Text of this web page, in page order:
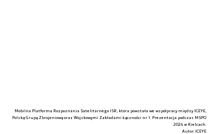
Mobilna Platforma Rozpoznania Satelitarnego ISR, która powstała we współpracy między ICEYE,
Polską Grupą Zbrojeniową oraz Wojskowymi Zakładami Łączności nr 1. Prezentacja podczas MSPO
2024 w Kielcach.
Autor. ICEYE